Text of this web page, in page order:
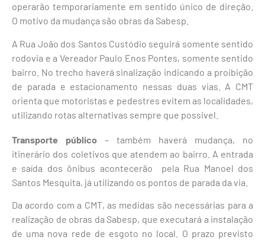
operarão temporariamente em sentido único de direção.
O motivo da mudança são obras da Sabesp.
A Rua João dos Santos Custódio seguirá somente sentido
rodovia e a Vereador Paulo Enos Pontes, somente sentido
bairro. No trecho haverá sinalização indicando a proibição
de parada e estacionamento nessas duas vias. A CMT
orienta que motoristas e pedestres evitem as localidades,
utilizando rotas alternativas sempre que possivel.
Transporte público – também haverá mudança, no
itinerário dos coletivos que atendem ao bairro. A entrada
e saída dos ônibus acontecerão pela Rua Manoel dos
Santos Mesquita, já utilizando os pontos de parada da via.
Da acordo com a CMT, as medidas são necessárias para a
realização de obras da Sabesp, que executará a instalação
de uma nova rede de esgoto no local. O prazo previsto